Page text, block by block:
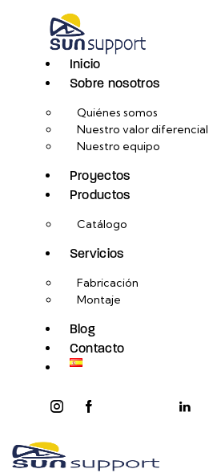
Inicio
Sobre nosotros
Quiénes somos
Nuestro valor diferencial
Nuestro equipo
Proyectos
Productos
Catálogo
Servicios
Fabricación
Montaje
Blog
Contacto
instagramfacebook-
youtube2
linkedin